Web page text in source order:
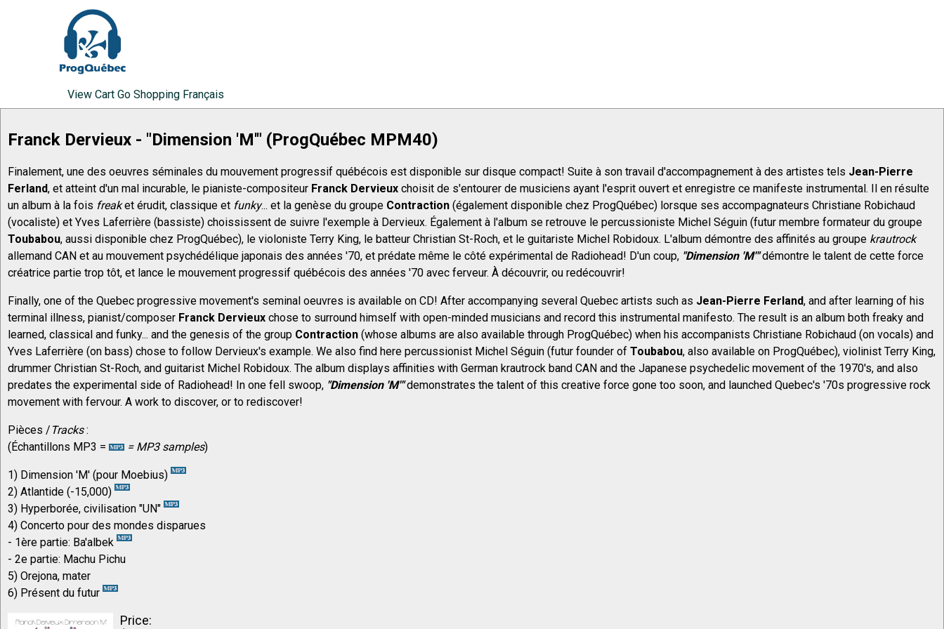
View Cart Go Shopping Français
Franck Dervieux - "Dimension 'M'" (ProgQuébec MPM40)
Finalement, une des oeuvres séminales du mouvement progressif québécois est disponible sur disque compact! Suite à son travail d'accompagnement à des artistes tels Jean-Pierre
Ferland, et atteint d'un mal incurable, le pianiste-compositeur Franck Dervieux choisit de s'entourer de musiciens ayant l'esprit ouvert et enregistre ce manifeste instrumental. Il en résulte
un album à la fois freaket érudit, classique et funky... et la genèse du groupe Contraction (également disponible chez ProgQuébec) lorsque ses accompagnateurs Christiane Robichaud
(vocaliste) et Yves Laferrière (bassiste) choississent de suivre l'exemple à Dervieux. Également à l'album se retrouve le percussioniste Michel Séguin (futur membre formateur du groupe
Toubabou, aussi disponible chez ProgQuébec), le violoniste Terry King, le batteur Christian St-Roch, et le guitariste Michel Robidoux. L'album démontre des affinités au groupe krautrock
allemand CAN et au mouvement psychédélique japonais des années '70, et prédate même le côté expérimental de Radiohead! D'un coup, "Dimension 'M'"démontre le talent de cette force
créatrice partie trop tôt, et lance le mouvement progressif québécois des années '70 avec ferveur. À découvrir, ou redécouvrir!
Finally, one of the Quebec progressive movement's seminal oeuvres is available on CD! After accompanying several Quebec artists such as Jean-Pierre Ferland, and after learning of his
terminal illness, pianist/composer Franck Dervieux chose to surround himself with open-minded musicians and record this instrumental manifesto. The result is an album both freaky and
learned, classical and funky... and the genesis of the group Contraction (whose albums are also available through ProgQuébec) when his accompanists Christiane Robichaud (on vocals) and
Yves Laferrière (on bass) chose to follow Dervieux's example. We also find here percussionist Michel Séguin (futur founder of Toubabou, also available on ProgQuébec), violinist Terry King,
drummer Christian St-Roch, and guitarist Michel Robidoux. The album displays affinities with German krautrock band CAN and the Japanese psychedelic movement of the 1970's, and also
predates the experimental side of Radiohead! In one fell swoop, "Dimension 'M'"demonstrates the talent of this creative force gone too soon, and launched Quebec's '70s progressive rock
movement with fervour. A work to discover, or to rediscover!
Pièces / Tracks:
(Échantillons MP3 =
= MP3 samples)
1) Dimension 'M' (pour Moebius)
2) Atlantide (-15,000)
3) Hyperborée, civilisation "UN"
4) Concerto pour des mondes disparues
- 1ère partie: Ba'albek
- 2e partie: Machu Pichu
5) Orejona, mater
6) Présent du futur
Price: